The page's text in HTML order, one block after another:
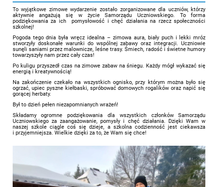
To wyjątkowe zimowe wydarzenie zostało zorganizowane dla uczniów, którzy
aktywnie angażują się w życie Samorządu Uczniowskiego. To forma
podziękowania za ich pomysłowość i chęć działania na rzecz społeczności
szkolnej!
Pogoda tego dnia była wręcz idealna – zimowa aura, biały puch i lekki mróz
stworzyły doskonałe warunki do wspólnej zabawy oraz integracji. Uczniowie
sunęli saniami przez malownicze, leśne trasy. Śmiech, radość i świetne humory
towarzyszyły nam przez cały czas!
Po kuligu przyszedł czas na zimowe zabaw na śniegu. Każdy mógł wykazać się
energią i kreatywnością!
Na zakończenie czekało na wszystkich ognisko, przy którym można było się
ogrzać, upiec pyszne kiełbaski, spróbować domowych rogalików oraz napić się
gorącej herbaty.
Był to dzień pełen niezapomnianych wrażeń!
Składamy ogromne podziękowania dla wszystkich członków Samorządu
Uczniowskiego za zaangażowanie, pomysły i chęć działania. Dzięki Wam w
naszej szkole ciągle coś się dzieje, a szkolna codzienność jest ciekawsza
i przyjemniejsza. Wielkie dzięki za to, że Wam się chce!